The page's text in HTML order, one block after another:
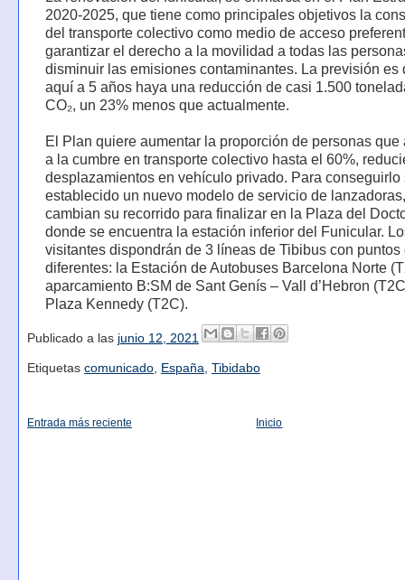
2020-2025, que tiene como principales objetivos la
del transporte colectivo como medio de acceso
garantizar el derecho a la movilidad a todas las
disminuir las emisiones contaminantes. La previsión es
aquí a 5 años haya una reducción de casi 1.500
CO₂, un 23% menos que actualmente.
El Plan quiere aumentar la proporción de personas que
a la cumbre en transporte colectivo hasta el 60%,
desplazamientos en vehículo privado. Para conseguirlo
establecido un nuevo modelo de servicio de
cambian su recorrido para finalizar en la Plaza del
donde se encuentra la estación inferior del Funicular.
visitantes dispondrán de 3 líneas de Tibibus con puntos
diferentes: la Estación de Autobuses Barcelona Norte
aparcamiento B:SM de Sant Genís – Vall d’Hebron
Plaza Kennedy (T2C).
Publicado a las junio 12, 2021
Etiquetas comunicado, España Tibidabo
Entrada más reciente Inicio